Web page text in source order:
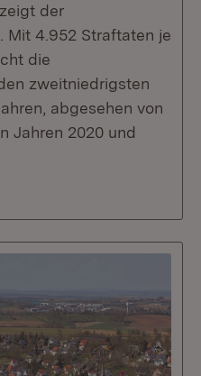
der
Mit 4.952 Straftaten je
die
zweitniedrigsten
abgesehen von
Jahren 2020 und